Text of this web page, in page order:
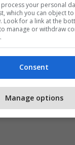
your personal
which you can object
Look for a link at the
manage or withdraw
Consent
Manage options